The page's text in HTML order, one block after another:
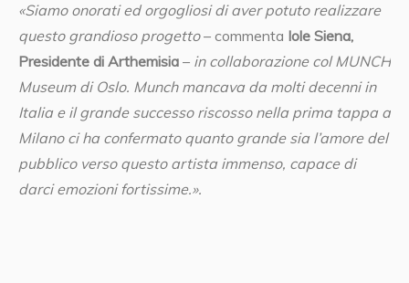
«Siamo onorati ed orgogliosi di aver potuto realizzare
questo grandioso progetto– commenta Iole Siena,
Presidente di Arthemisia– in collaborazione col MUNCH
Museum di Oslo. Munch mancava da molti decenni in
Italia e il grande successo riscosso nella prima tappa a
Milano ci ha confermato quanto grande sia l’amore del
pubblico verso questo artista immenso, capace di
darci emozioni fortissime.».